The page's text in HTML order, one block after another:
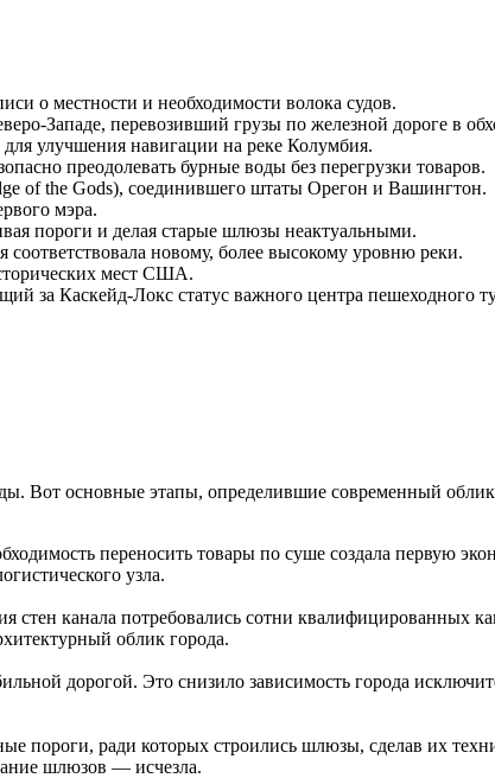
о местности и необходимости волока судов.
Западе, перевозивший грузы по железной дороге в
улучшения навигации на реке Колумбия.
преодолевать бурные воды без перегрузки товаров.
of the Gods), соединившего штаты Орегон и Вашингтон.
мэра.
пороги и делая старые шлюзы неактуальными.
новому, более высокому уровню реки.
мест США.
за Каскейд-Локс статус важного центра пешеходного
Вот основные этапы, определившие современный
переносить товары по суше создала первую
узла.
канала потребовались сотни квалифицированных
облик города.
дорогой. Это снизило зависимость города
пороги, ради которых строились шлюзы, сделав их
шлюзов — исчезла.